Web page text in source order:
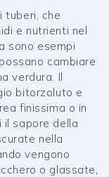
tuberi, che
e nutrienti nel
sono esempi
cambiare
verdura. Il
bitorzoluto e
finissima o in
il sapore della
nella
vengono
o glassate,